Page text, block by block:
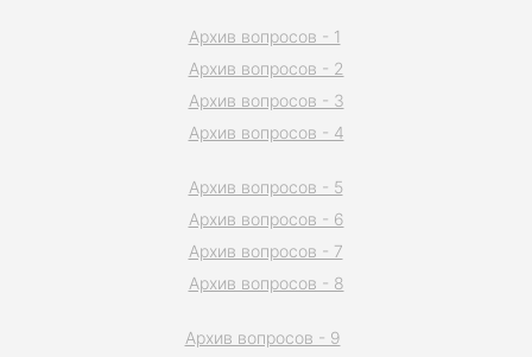
Архив вопросов - 1
Архив вопросов - 2
Архив вопросов - 3
Архив вопросов - 4
Архив вопросов - 5
Архив вопросов - 6
Архив вопросов - 7
Архив вопросов - 8
Архив вопросов - 9